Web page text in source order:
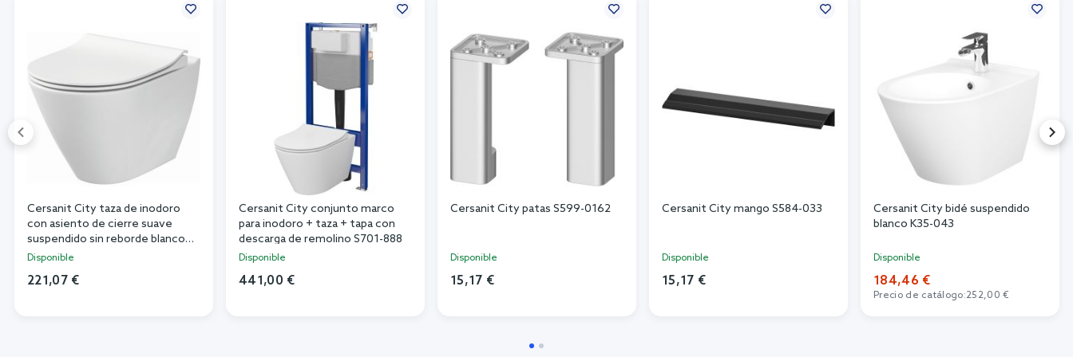
Cersanit City taza de inodoro
con asiento de cierre suave
suspendido sin reborde blanco
K701-104
Disponible
221,07 €
Cersanit City conjunto marco
para inodoro + taza + tapa con
descarga de remolino S701-888
Disponible
441,00 €
Cersanit City patas S599-0162
Disponible
15,17 €
Cersanit City mango S584-033
Disponible
15,17 €
Cersanit City bidé suspendido
blanco K35-043
Disponible
184,46 €
Precio de catálogo:252,00 €